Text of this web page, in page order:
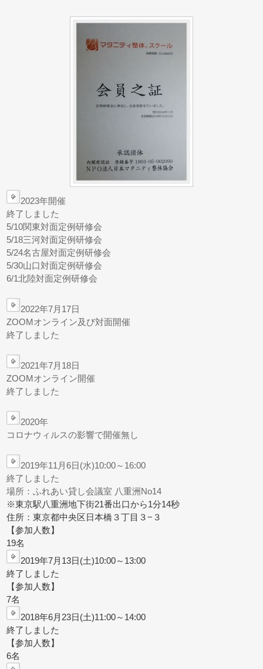
2023年開催
終了しました
5/10関東対面定例研修会
5/18三河対面定例研修会
5/24名古屋対面定例研修会
5/30山口対面定例研修会
6/1北陸対面定例研修会
2022年7月17日
ZOOMオンライン及び対面開催
終了しました
2021年7月18日
ZOOMオンライン開催
終了しました
2020年
コロナウィルスの影響で開催無し
2019年11月6日(水)10:00～16:00
終了しました
場所：ふれあい貸し会議室 八重洲No14
※東京駅八重洲地下街21番出口から1分14秒
住所：東京都中央区日本橋３丁目３−３
【参加人数】
19名
2019年7月13日(土)10:00～13:00
終了しました
【参加人数】
7名
2018年6月23日(土)11:00～14:00
終了しました
【参加人数】
6名